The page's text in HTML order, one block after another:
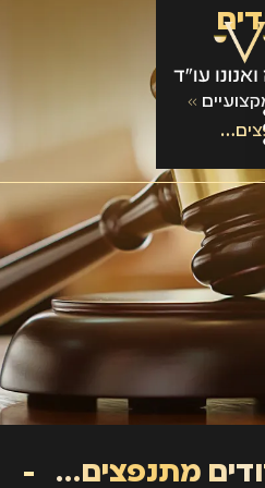
»
מתנפצים…